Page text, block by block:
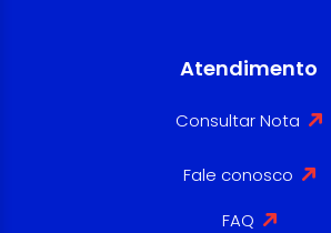
Atendimento
Consultar Nota
Fale conosco
FAQ